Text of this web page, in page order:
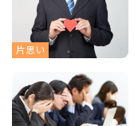
片思い